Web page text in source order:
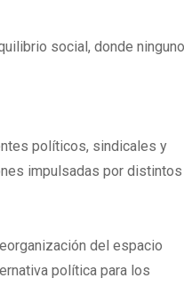
social, donde ninguno
políticos, sindicales y
impulsadas por distintos
del espacio
política para los